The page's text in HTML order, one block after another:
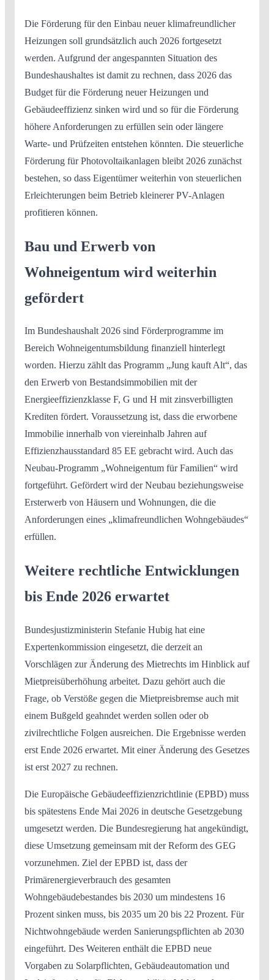
Die Förderung für den Einbau neuer klimafreundlicher
Heizungen soll grundsätzlich auch 2026 fortgesetzt
werden. Aufgrund der angespannten Situation des
Bundeshaushaltes ist damit zu rechnen, dass 2026 das
Budget für die Förderung neuer Heizungen und
Gebäudeeffizienz sinken wird und so für die Förderung
höhere Anforderungen zu erfüllen sein oder längere
Warte- und Prüfzeiten entstehen könnten. Die steuerliche
Förderung für Photovoltaikanlagen bleibt 2026 zunächst
bestehen, so dass Eigentümer weiterhin von steuerlichen
Erleichterungen beim Betrieb kleinerer PV-Anlagen
profitieren können.
Bau und Erwerb von
Wohneigentum wird weiterhin
gefördert
Im Bundeshaushalt 2026 sind Förderprogramme im
Bereich Wohneigentumsbildung finanziell hinterlegt
worden. Hierzu zählt das Programm „Jung kauft Alt“, das
den Erwerb von Bestandsimmobilien mit der
Energieeffizienzklasse F, G und H mit zinsverbilligten
Krediten fördert. Voraussetzung ist, dass die erworbene
Immobilie innerhalb von viereinhalb Jahren auf
Effizienzhausstandard 85 EE gebracht wird. Auch das
Neubau-Programm „Wohneigentum für Familien“ wird
fortgeführt. Gefördert wird der Neubau beziehungsweise
Ersterwerb von Häusern und Wohnungen, die die
Anforderungen eines „klimafreundlichen Wohngebäudes“
erfüllen.
Weitere rechtliche Entwicklungen
bis Ende 2026 erwartet
Bundesjustizministerin Stefanie Hubig hat eine
Expertenkommission eingesetzt, die derzeit an
Vorschlägen zur Änderung des Mietrechts im Hinblick auf
Mietpreisüberhöhung arbeitet. Dazu gehört auch die
Frage, ob Verstöße gegen die Mietpreisbremse auch mit
einem Bußgeld geahndet werden sollen oder ob
zivilrechtliche Folgen ausreichen. Die Ergebnisse werden
erst Ende 2026 erwartet. Mit einer Änderung des Gesetzes
ist erst 2027 zu rechnen.
Die Europäische Gebäudeeffizienzrichtlinie (EPBD) muss
bis spätestens Ende Mai 2026 in deutsche Gesetzgebung
umgesetzt werden. Die Bundesregierung hat angekündigt,
diese Umsetzung gemeinsam mit der Reform des GEG
vorzunehmen. Ziel der EPBD ist, dass der
Primärenergieverbrauch des gesamten
Wohngebäudebestandes bis 2030 um mindestens 16
Prozent sinken muss, bis 2035 um 20 bis 22 Prozent. Für
Nichtwohngebäude werden Sanierungspflichten ab 2030
eingeführt. Des Weiteren enthält die EPBD neue
Vorgaben zu Solarpflichten, Gebäudeautomation und